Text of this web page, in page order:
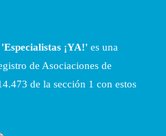
¡YA!' es una
de Asociaciones de
de la sección 1 con estos